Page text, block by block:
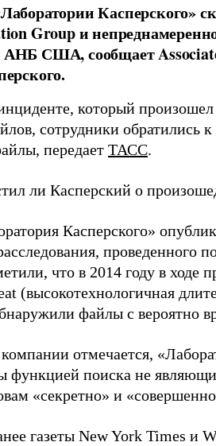
Касперского»
Group и
США, сообщает
который
сотрудники обратились
передает ТАСС.
ли Касперский о
Касперского»
что в 2014 году в ходе
(высокотехнологичная
файлы с вероятно
отмечается,
функцией поиска не
«секретно» и
газеты New York Times и